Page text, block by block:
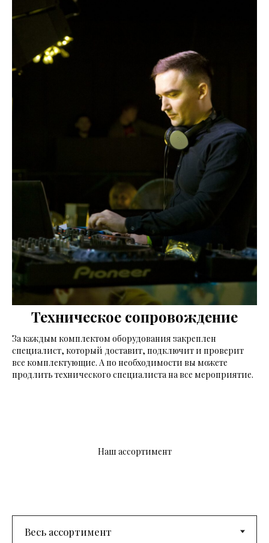
Техническое сопровождение
За каждым комплектом оборудования закреплен
специалист, который доставит, подключит и проверит
все комплектующие. А по необходимости вы можете
продлить технического специалиста на все мероприятие.
Наш ассортимент